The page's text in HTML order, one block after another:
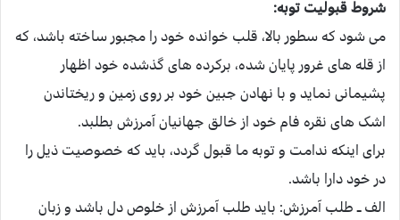
شروط قبولیت توبه:
می شود که سطور بالا، قلب خوانده خود را مجبور ساخته باشد، که
از قله های غرور پایان شده، برکرده های گذشده خود اظهار
پشیمانی نماید و با نهادن جبین خود بر روی زمین و ریختاندن
اشک های نقره فام خود از خالق جهانیان آمرزش بطلبد.
برای اینکه ندامت و توبه ما قبول گردد، باید که خصوصیت ذیل را
در خود دارا باشد.
الف ــ طلب آمرزش: باید طلب آمرزش از خلوص دل باشد و زبان